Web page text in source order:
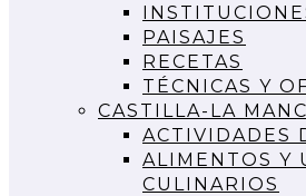
PAISAJES
RECETAS
TÉCNICAS Y
CASTILLA-LA
ACTIVIDADES
ALIMENTOS Y
CULINARIOS